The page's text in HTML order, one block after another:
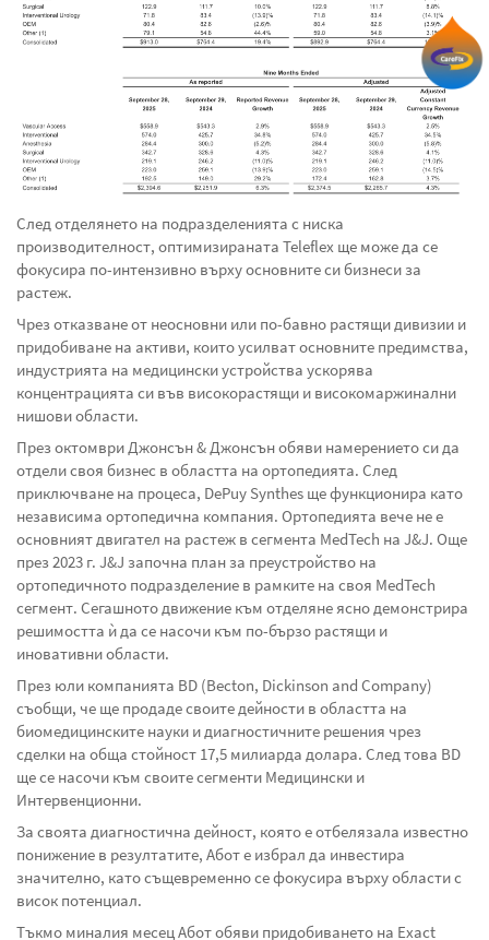
След отделянето на подразделенията с ниска
производителност, оптимизираната Teleflex ще може да се
фокусира по-интензивно върху основните си бизнеси за
растеж.
Чрез отказване от неосновни или по-бавно растящи дивизии и
придобиване на активи, които усилват основните предимства,
индустрията на медицински устройства ускорява
концентрацията си във високорастящи и високомаржинални
нишови области.
През октомври Джонсън & Джонсън обяви намерението си да
отдели своя бизнес в областта на ортопедията. След
приключване на процеса, DePuy Synthes ще функционира като
независима ортопедична компания. Ортопедията вече не е
основният двигател на растеж в сегмента MedTech на J&J. Още
през 2023 г. J&J започна план за преустройство на
ортопедичното подразделение в рамките на своя MedTech
сегмент. Сегашното движение към отделяне ясно демонстрира
решимостта ѝ да се насочи към по-бързо растящи и
иновативни области.
През юли компанията BD (Becton, Dickinson and Company)
съобщи, че ще продаде своите дейности в областта на
биомедицинските науки и диагностичните решения чрез
сделки на обща стойност 17,5 милиарда долара. След това BD
ще се насочи към своите сегменти Медицински и
Интервенционни.
За своята диагностична дейност, която е отбелязала известно
понижение в резултатите, Абот е избрал да инвестира
значително, като същевременно се фокусира върху области с
висок потенциал.
Тъкмо миналия месец Абот обяви придобиването на Exact